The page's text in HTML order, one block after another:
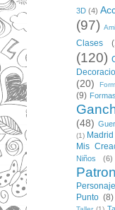
3D (4)
(97)
Clases
(120)
(20)
(9)
(48)
(1) Madrid
Mis
Niños
(6)
Patron
Punto (8)